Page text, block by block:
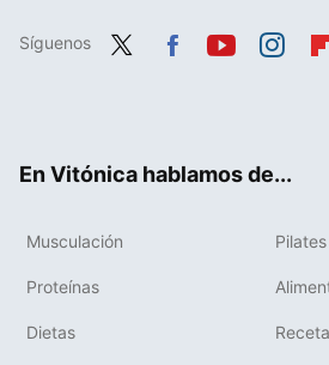
Síguenos
En Vitónica hablamos de...
Musculación Pilates
Proteínas
Dietas